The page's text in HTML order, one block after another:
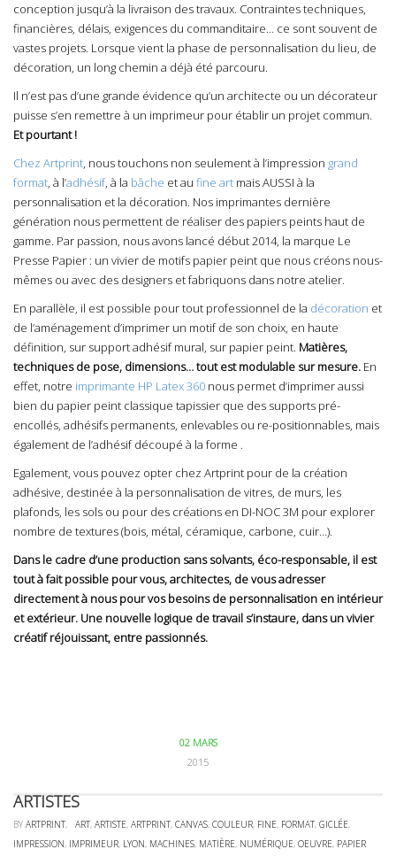
conception jusqu’à la livraison des travaux. Contraintes techniques,
financières, délais, exigences du commanditaire… ce sont souvent de
vastes projets. Lorsque vient la phase de personnalisation du lieu, de
décoration, un long chemin a déjà été parcouru.
Il n’est pas d’une grande évidence qu’un architecte ou un décorateur
puisse s’en remettre à un imprimeur pour établir un projet commun.
Et pourtant !
Chez Artprint, nous touchons non seulement à l’impression grand
format, à l’adhésif, à la bâche et au fine art mais AUSSI à la
personnalisation et la décoration. Nos imprimantes dernière
génération nous permettent de réaliser des papiers peints haut de
gamme. Par passion, nous avons lancé début 2014, la marque Le
Presse Papier : un vivier de motifs papier peint que nous créons nous-
mêmes ou avec des designers et fabriquons dans notre atelier.
En parallèle, il est possible pour tout professionnel de la décoration et
de l’aménagement d’imprimer un motif de son choix, en haute
définition, sur support adhésif mural, sur papier peint. Matières,
techniques de pose, dimensions… tout est modulable sur mesure. En
effet, notre imprimante HP Latex 360 nous permet d’imprimer aussi
bien du papier peint classique tapissier que des supports pré-
encollés, adhésifs permanents, enlevables ou re-positionnables, mais
également de l’adhésif découpé à la forme .
Egalement, vous pouvez opter chez Artprint pour de la création
adhésive, destinée à la personnalisation de vitres, de murs, les
plafonds, les sols ou pour des créations en DI-NOC 3M pour explorer
nombre de textures (bois, métal, céramique, carbone, cuir…).
Dans le cadre d’une production sans solvants, éco-responsable, il est
tout à fait possible pour vous, architectes, de vous adresser
directement à nous pour vos besoins de personnalisation en intérieur
et extérieur. Une nouvelle logique de travail s’instaure, dans un vivier
créatif réjouissant, entre passionnés.
02 MARS
2015
ARTISTES
BY ARTPRINT, ART, ARTISTE, ARTPRINT, CANVAS, COULEUR, FINE, FORMAT, GICLÉE,
IMPRESSION, IMPRIMEUR, LYON, MACHINES, MATIÈRE, NUMÉRIQUE, OEUVRE, PAPIER